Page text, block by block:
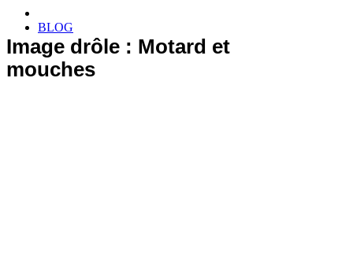
BLOG
Image drôle : Motard et
mouches